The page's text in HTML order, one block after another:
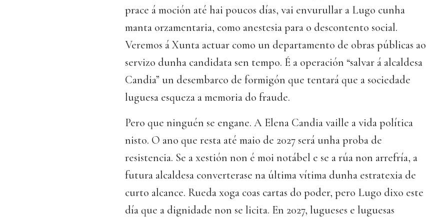
prace á moción até hai poucos días, vai envurullar a Lugo cunha
manta orzamentaria, como anestesia para o descontento social.
Veremos á Xunta actuar como un departamento de obras públicas ao
servizo dunha candidata sen tempo. É a operación “salvar á alcaldesa
Candia” un desembarco de formigón que tentará que a sociedade
luguesa esqueza a memoria do fraude.
Pero que ninguén se engane. A Elena Candia vaille a vida política
nisto. O ano que resta até maio de 2027 será unha proba de
resistencia. Se a xestión non é moi notábel e se a rúa non arrefría, a
futura alcaldesa converterase na última vítima dunha estratexia de
curto alcance. Rueda xoga coas cartas do poder, pero Lugo dixo este
día que a dignidade non se licita. En 2027, lugueses e luguesas